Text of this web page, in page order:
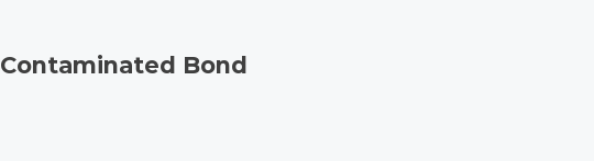
Contaminated Bond